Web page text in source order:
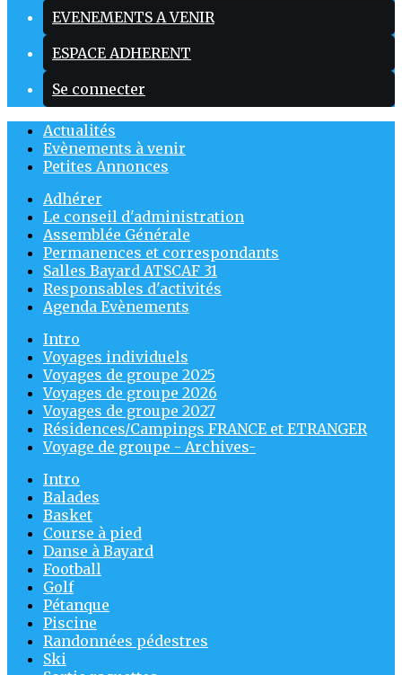
EVENEMENTS A VENIR
ESPACE ADHERENT
Se connecter
Actualités
Evènements à venir
Petites Annonces
Adhérer
Le conseil d'administration
Assemblée Générale
Permanences et correspondants
Salles Bayard ATSCAF 31
Responsables d'activités
Agenda Evènements
Intro
Voyages individuels
Voyages de groupe 2025
Voyages de groupe 2026
Voyages de groupe 2027
Résidences/Campings FRANCE et ETRANGER
Voyage de groupe - Archives-
Intro
Balades
Basket
Course à pied
Danse à Bayard
Football
Golf
Pétanque
Piscine
Randonnées pédestres
Ski